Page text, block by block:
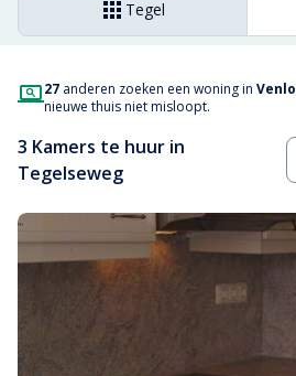
Tegel
27 anderen zoeken een woning in Venlo
nieuwe thuis niet misloopt.
3 Kamers te huur in
Tegelseweg